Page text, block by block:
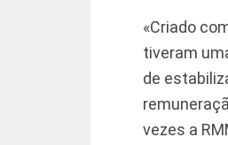
«Criado
tiveram
de
vezes a